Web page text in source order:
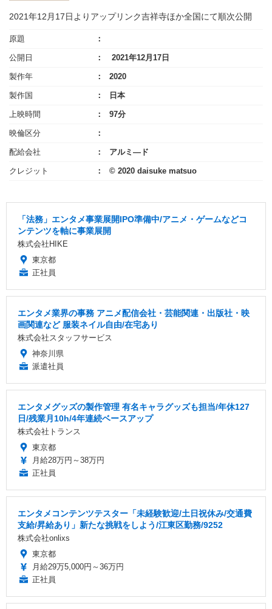
2021年12月17日よりアップリンク吉祥寺ほか全国にて順次公開
原題
公開日 2021年12月17日
製作年 2020
製作国 日本
上映時間 97分
映倫区分
配給会社 アルミ―ド
クレジット © 2020 daisuke matsuo
「法務」エンタメ事業展開IPO準備中/アニメ・ゲームなどコ
ンテンツを軸に事業展開
株式会社HIKE
東京都
正社員
エンタメ業界の事務 アニメ配信会社・芸能関連・出版社・映
画関連など 服装ネイル自由/在宅あり
株式会社スタッフサービス
神奈川県
派遣社員
エンタメグッズの製作管理 有名キャラグッズも担当/年休127
日/残業月10h/4年連続ベースアップ
株式会社トランス
東京都
月給28万円～38万円
正社員
エンタメコンテンツテスター「未経験歓迎/土日祝休み/交通費
支給/昇給あり」新たな挑戦をしよう/江東区勤務/9252
株式会社onlixs
東京都
月給29万5,000円～36万円
正社員